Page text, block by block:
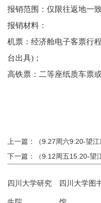
报销范围：仅限往返地一
报销材料：
机票：经济舱电子客票行
台出具)；
高铁票：二等座纸质车票或
四川大学研究 四川大学图